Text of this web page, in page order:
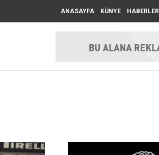
ANASAYFA KÜNYE HABERLER